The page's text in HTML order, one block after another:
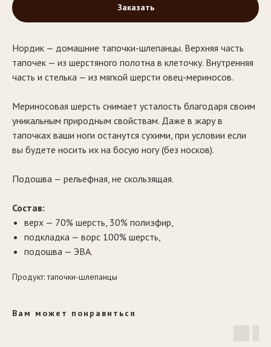
Заказать
Нордик — домашние тапочки-шлепанцы. Верхняя часть
тапочек — из шерстяного полотна в клеточку. Внутренняя
часть и стелька — из мягкой шерсти овец-мериносов.
Мериносовая шерсть снимает усталость благодаря своим
уникальным природным свойствам. Даже в жару в
тапочках ваши ноги останутся сухими, при условии если
вы будете носить их на босую ногу (без носков).
Подошва — рельефная, не скользящая.
Состав:
верх — 70% шерсть, 30% полиэфир,
подкладка — ворс 100% шерсть,
подошва — ЭВА.
Продукт: тапочки-шлепанцы
Вам может понравиться